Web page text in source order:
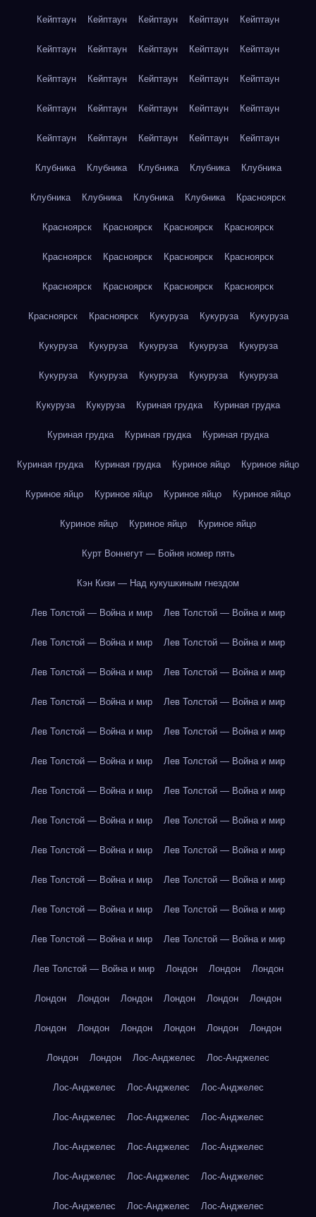
Кейптаун Кейптаун Кейптаун Кейптаун Кейптаун
Кейптаун Кейптаун Кейптаун Кейптаун Кейптаун
Кейптаун Кейптаун Кейптаун Кейптаун Кейптаун
Кейптаун Кейптаун Кейптаун Кейптаун Кейптаун
Кейптаун Кейптаун Кейптаун Кейптаун Кейптаун
Клубника Клубника Клубника Клубника Клубника
Клубника Клубника Клубника Клубника Красноярск
Красноярск Красноярск Красноярск Красноярск
Красноярск Красноярск Красноярск Красноярск
Красноярск Красноярск Красноярск Красноярск
Красноярск Красноярск Кукуруза Кукуруза Кукуруза
Кукуруза Кукуруза Кукуруза Кукуруза Кукуруза
Кукуруза Кукуруза Кукуруза Кукуруза Кукуруза
Кукуруза Кукуруза Куриная грудка Куриная грудка
Куриная грудка Куриная грудка Куриная грудка
Куриная грудка Куриная грудка Куриное яйцо Куриное яйцо
Куриное яйцо Куриное яйцо Куриное яйцо Куриное яйцо
Куриное яйцо Куриное яйцо Куриное яйцо
Курт Воннегут — Бойня номер пять
Кэн Кизи — Над кукушкиным гнездом
Лев Толстой — Война и мир Лев Толстой — Война и мир
Лев Толстой — Война и мир Лев Толстой — Война и мир
Лев Толстой — Война и мир Лев Толстой — Война и мир
Лев Толстой — Война и мир Лев Толстой — Война и мир
Лев Толстой — Война и мир Лев Толстой — Война и мир
Лев Толстой — Война и мир Лев Толстой — Война и мир
Лев Толстой — Война и мир Лев Толстой — Война и мир
Лев Толстой — Война и мир Лев Толстой — Война и мир
Лев Толстой — Война и мир Лев Толстой — Война и мир
Лев Толстой — Война и мир Лев Толстой — Война и мир
Лев Толстой — Война и мир Лев Толстой — Война и мир
Лев Толстой — Война и мир Лев Толстой — Война и мир
Лев Толстой — Война и мир Лондон Лондон Лондон
Лондон Лондон Лондон Лондон Лондон Лондон
Лондон Лондон Лондон Лондон Лондон Лондон
Лондон Лондон Лос-Анджелес Лос-Анджелес
Лос-Анджелес Лос-Анджелес Лос-Анджелес
Лос-Анджелес Лос-Анджелес Лос-Анджелес
Лос-Анджелес Лос-Анджелес Лос-Анджелес
Лос-Анджелес Лос-Анджелес Лос-Анджелес
Лос-Анджелес Лос-Анджелес Лос-Анджелес